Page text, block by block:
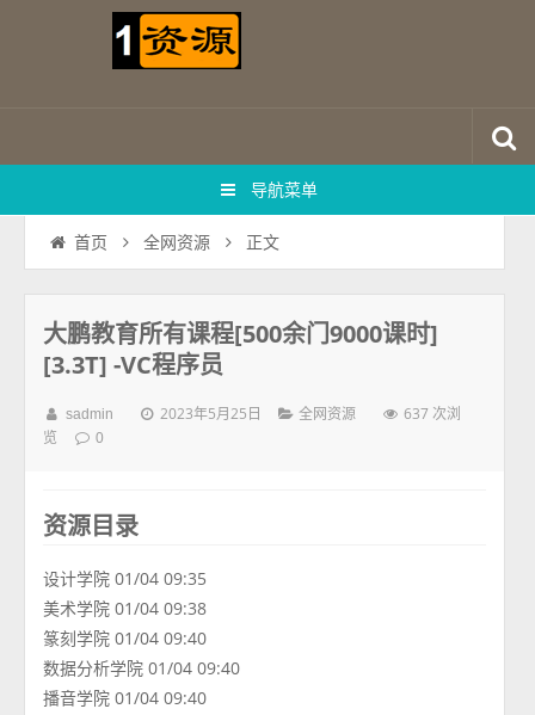
导航菜单
首页 全网资源 正文
大鹏教育所有课程[500余门9000课时]
[3.3T] -VC程序员
sadmin 2023年5月25日 全网资源
637 次浏
览
0
资源目录
设计学院 01/04 09:35
美术学院 01/04 09:38
篆刻学院 01/04 09:40
数据分析学院 01/04 09:40
播音学院 01/04 09:40